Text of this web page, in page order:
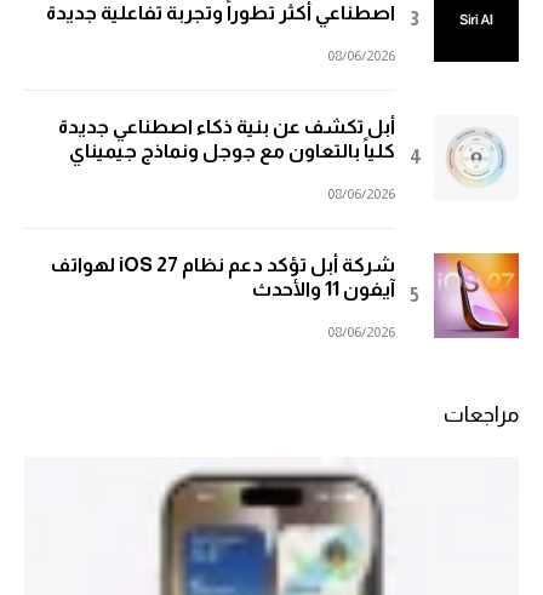
اصطناعي أكثر تطوراً وتجربة تفاعلية جديدة
08/06/2026
أبل تكشف عن بنية ذكاء اصطناعي جديدة
كلياً بالتعاون مع جوجل ونماذج جيميناي
08/06/2026
شركة أبل تؤكد دعم نظام iOS 27 لهواتف
آيفون 11 والأحدث
08/06/2026
مراجعات